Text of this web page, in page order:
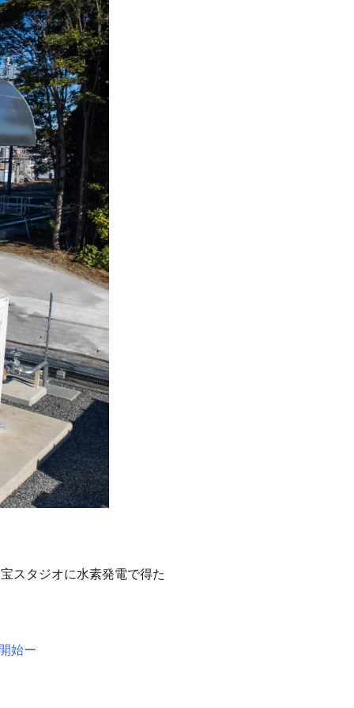
スタジオに水素発電で得た
始ー